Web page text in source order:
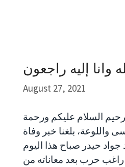
وانا إليه راجعون
August 27, 2021
السلام عليكم ورحمة
واللوعة، بلغنا خبر وفاة
حيدر صباح هذا اليوم
حرب بعد معاناته من